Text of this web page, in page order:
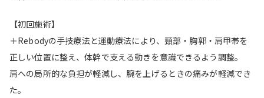
【初回施術】
＋Rebodyの手技療法と運動療法により、頸部・胸郭・肩甲帯を
正しい位置に整え、体幹で支える動きを意識できるよう調整。
肩への局所的な負担が軽減し、腕を上げるときの痛みが軽減でき
た。